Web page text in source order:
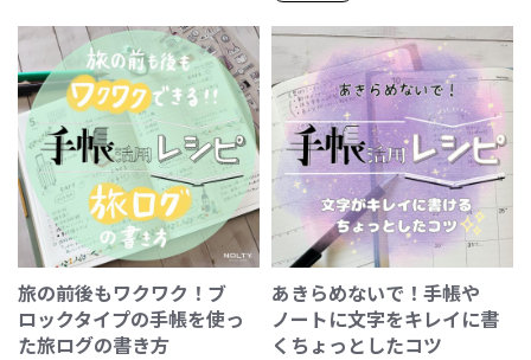
旅の前後もワクワク！ブ
ロックタイプの手帳を使っ
た旅ログの書き方
あきらめないで！手帳や
ノートに文字をキレイに書
くちょっとしたコツ